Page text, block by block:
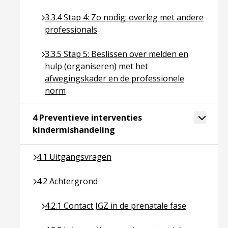
3.3.4 Stap 4: Zo nodig: overleg met andere
professionals
Ga naar pagina over 3.3.4 Stap 4: Zo nodig:
3.3.5 Stap 5: Beslissen over melden en
hulp (organiseren) met het
afwegingskader en de professionele
norm
Ga naar pagina over 3.3.5 Stap 5: Beslissen
4 Preventieve interventies
kindermishandeling Ga naar pagina over 4
Toggle
4.1 Uitgangsvragen
Ga naar pagina over 4.1 Uitgangsvragen
4.2 Achtergrond
Ga naar pagina over 4.2 Achtergrond
4.2.1 Contact JGZ in de prenatale fase
Ga naar pagina over 4.2.1 Contact JGZ in de